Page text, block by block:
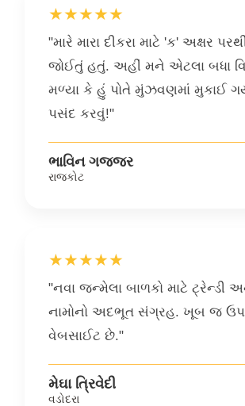
★★★★★
"મારે મારા દીકરા માટે 'ક' અક્ષર
જોઈતું હતું. અહીં મને એટલા બધા
મળ્યા કે હું પોતે મુંઝવણમાં મુકાઈ
પસંદ કરવું!"
ભાવિન ગજ્જર
રાજકોટ
★★★★★
"નવા જન્મેલા બાળકો માટે ટ્રેન્ડી
નામોનો અદભૂત સંગ્રહ. ખૂબ જ
વેબસાઈટ છે."
મેઘા ત્રિવેદી
વડોદરા